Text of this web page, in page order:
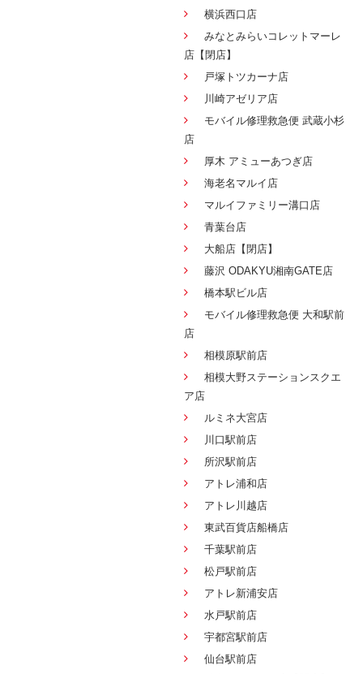
横浜西口店
みなとみらいコレットマーレ
店【閉店】
戸塚トツカーナ店
川崎アゼリア店
モバイル修理救急便 武蔵小杉
店
厚木 アミューあつぎ店
海老名マルイ店
マルイファミリー溝口店
青葉台店
大船店【閉店】
藤沢 ODAKYU湘南GATE店
橋本駅ビル店
モバイル修理救急便 大和駅前
店
相模原駅前店
相模大野ステーションスクエ
ア店
ルミネ大宮店
川口駅前店
所沢駅前店
アトレ浦和店
アトレ川越店
東武百貨店船橋店
千葉駅前店
松戸駅前店
アトレ新浦安店
水戸駅前店
宇都宮駅前店
仙台駅前店